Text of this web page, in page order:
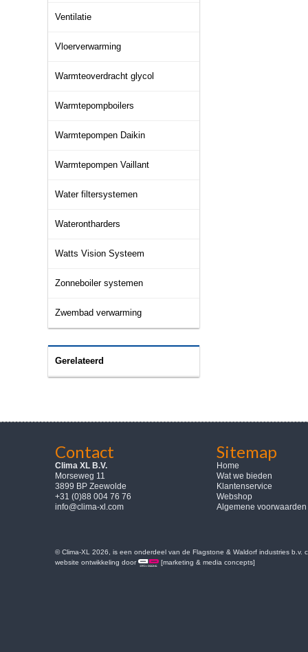
Ventilatie
Vloerverwarming
Warmteoverdracht glycol
Warmtepompboilers
Warmtepompen Daikin
Warmtepompen Vaillant
Water filtersystemen
Waterontharders
Watts Vision Systeem
Zonneboiler systemen
Zwembad verwarming
Gerelateerd
Contact
Clima XL B.V.
Morseweg 11
3899 BP Zeewolde
+31 (0)88 004 76 76
info@clima-xl.com
Sitemap
Home
Wat we bieden
Klantenservice
Webshop
Algemene voorwaarden
© Clima-XL 2026, is een onderdeel van de Flagstone & Waldorf industries b.v.
website ontwikkeling door
[marketing & media concepts]